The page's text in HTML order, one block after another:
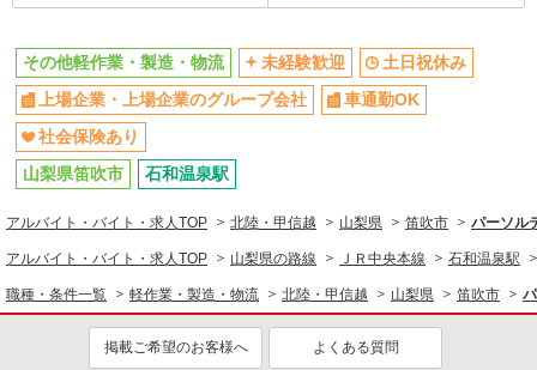
その他軽作業・製造・物流 未経験歓迎
土日祝休み
上場企業・上場企業のグループ会社
車通勤OK
社会保険あり
山梨県笛吹市
石和温泉駅
アルバイト・バイト・求人TOP 北陸・甲信越 山梨県 笛吹市 パーソル
アルバイト・バイト・求人TOP 山梨県の路線 ＪＲ中央本線 石和温泉駅
職種・条件一覧 軽作業・製造・物流 北陸・甲信越 山梨県 笛吹市
掲載ご希望のお客様へ よくある質問